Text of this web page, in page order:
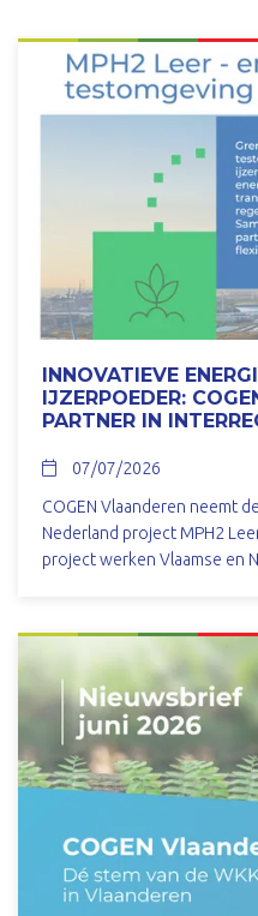
INNOVATIEVE
IJZERPOEDER:
PARTNER IN
07/07/2026
COGEN Vlaanderen neemt
Nederland project MPH2
project werken Vlaamse en